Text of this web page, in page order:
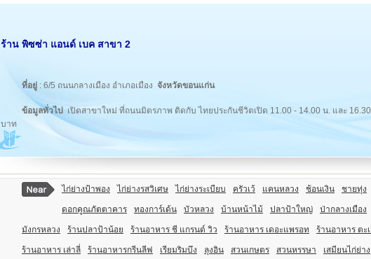
ร้าน พิซซ่า แอนด์ เบค สาขา 2
ที่อยู่ : 6/5 ถนนกลางเมือง อำเภอเมือง จังหวัดขอนแก่น
ข้อมูลทั่วไปเปิดสาขาใหม่ ที่ถนนมิตรภาพ ติดกับ ไทยประกันชีวิตเปิด 11.00 - 14.00 น. และ 16.30
บาท
ไก่ย่างป้าพอง ไก่ย่างรสวิเศษ ไก่ย่างระเบียบ ครัวเว้ แคนหลวง ช้อนเงิน ชายทุ่ง
ดอกคูณภัตตาคาร ทองการ์เด้น บัวหลวง บ้านหน้าไม้ ปลาป้าใหญ่ ป่ากลางเมือง
มังกรหลวง ร้านปลาป้าน้อย ร้านอาหาร ชี แกรนด์ วิว ร้านอาหาร เดอะแพรอท ร้านอาหาร ตะ
ร้านอาหาร เล่าลี่ ร้านอาหารกรีนลีฟ เรียมริมบึง ลุงอิน สวนเกษตร สวนหรรษา เสมียนไก่ย่าง